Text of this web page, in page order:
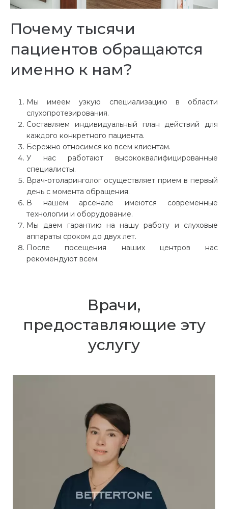
Почему тысячи
пациентов обращаются
именно к нам?
Мы имеем узкую специализацию в области
слухопротезирования.
Составляем индивидуальный план действий для
каждого конкретного пациента.
Бережно относимся ко всем клиентам.
У нас работают высококвалифицированные
специалисты.
Врач-отоларинголог осуществляет прием в первый
день с момента обращения.
В нашем арсенале имеются современные
технологии и оборудование.
Мы даем гарантию на нашу работу и слуховые
аппараты сроком до двух лет.
После посещения наших центров нас
рекомендуют всем.
Врачи,
предоставляющие эту
услугу